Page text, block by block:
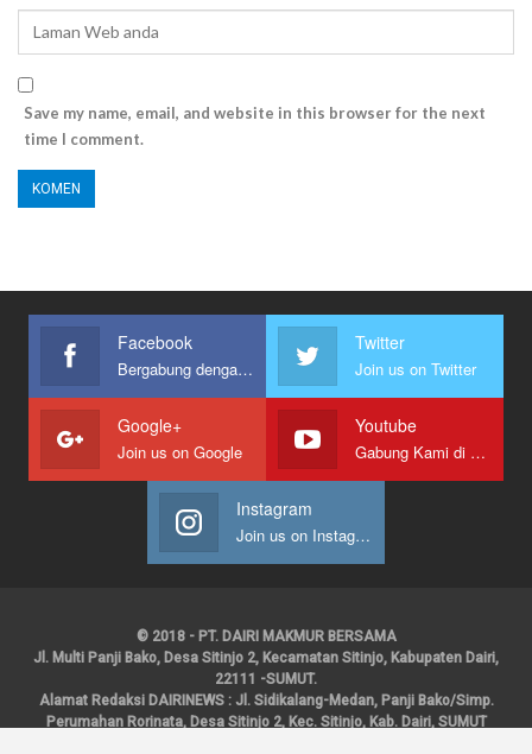
Save my name, email, and website in this browser for the next
time I comment.
Facebook
Bergabung dengan kami
Twitter
Join us on Twitter
Google+
Join us on Google
Youtube
Gabung Kami di Youtube
Instagram
Join us on Instagram
© 2018 - PT. DAIRI MAKMUR BERSAMA
Jl. Multi Panji Bako, Desa Sitinjo 2, Kecamatan Sitinjo, Kabupaten Dairi,
22111 -SUMUT.
Alamat Redaksi DAIRINEWS : Jl. Sidikalang-Medan, Panji Bako/Simp.
Perumahan Rorinata, Desa Sitinjo 2, Kec. Sitinjo, Kab. Dairi, SUMUT